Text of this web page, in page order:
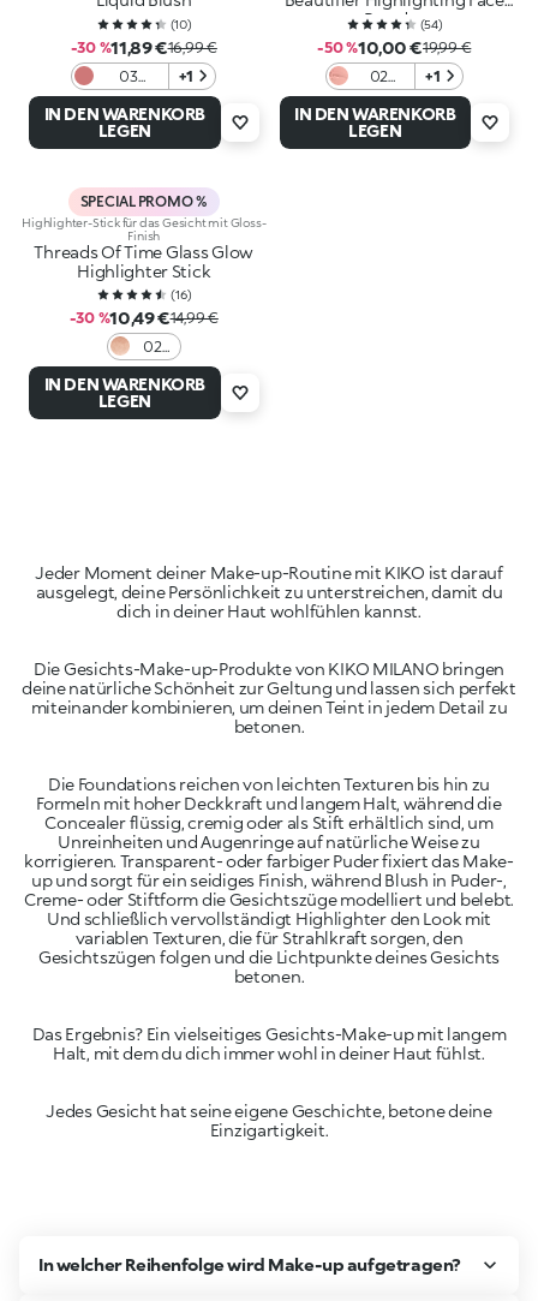
(10)
-30 %11,89 €16,99 €
03
Timeless
Mauve
+1
IN DEN WARENKORB
LEGEN
Powder(54)
-50 %10,00 €19,99 €
02
Peachy
Passion
+1
IN DEN WARENKORB
LEGEN
SPECIAL PROMO %
Highlighter-Stick für das Gesicht mit Gloss-
Finish
Threads Of Time Glass Glow
Highlighter Stick
(16)
-30 %10,49 €14,99 €
02
Glass
Gold
IN DEN WARENKORB
LEGEN
Jeder Moment deiner Make-up-Routine mit KIKO ist darauf
ausgelegt, deine Persönlichkeit zu unterstreichen, damit du
Die Gesichts-Make-up-Produkte von KIKO MILANO bringen
deine natürliche Schönheit zur Geltung und lassen sich perfekt
miteinander kombinieren, um deinen Teint in jedem Detail zu
Die Foundations reichen von leichten Texturen bis hin zu
Formeln mit hoher Deckkraft und langem Halt, während die
Concealer flüssig, cremig oder als Stift erhältlich sind, um
Unreinheiten und Augenringe auf natürliche Weise zu
korrigieren. Transparent- oder farbiger Puder fixiert das Make-
up und sorgt für ein seidiges Finish, während Blush in Puder-,
Creme- oder Stiftform die Gesichtszüge modelliert und belebt.
Und schließlich vervollständigt Highlighter den Look mit
variablen Texturen, die für Strahlkraft sorgen, den
Gesichtszügen folgen und die Lichtpunkte deines Gesichts
Das Ergebnis? Ein vielseitiges Gesichts-Make-up mit langem
Jedes Gesicht hat seine eigene Geschichte, betone deine
Einzigartigkeit.
In welcher Reihenfolge wird Make-up aufgetragen?